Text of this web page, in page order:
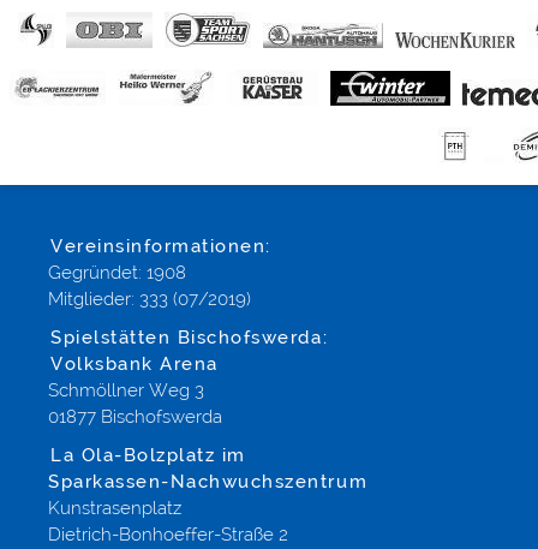
Vereinsinformationen:
Gegründet: 1908
Mitglieder: 333 (07/2019)
Spielstätten Bischofswerda:
Volksbank Arena
Schmöllner Weg 3
01877 Bischofswerda
La Ola-Bolzplatz im
Sparkassen-Nachwuchszentrum
Kunstrasenplatz
Dietrich-Bonhoeffer-Straße 2